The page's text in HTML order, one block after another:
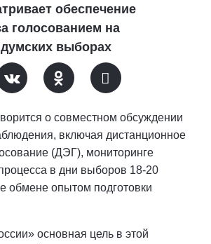
обеспечение
голосованием на
выборах
о совместном обсуждении
включая дистанционное
(ДЭГ), мониторинге
в дни выборов 18-20
обмене опытом подготовки
основная цель в этой